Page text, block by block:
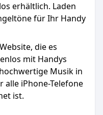
erhältlich. Laden
für Ihr Handy
die es
mit Handys
Musik in
alle iPhone-Telefone
ist.